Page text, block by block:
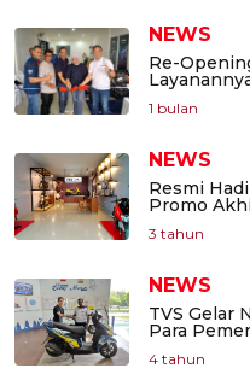
NEWS
Re-
1 bulan
NEWS
Resmi
Promo
3 tahun
NEWS
TVS Gelar
Para
4 tahun